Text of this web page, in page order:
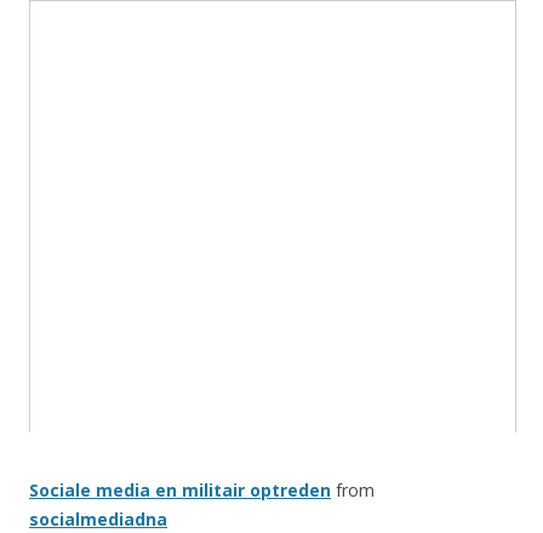
Sociale media en militair optreden from
socialmediadna